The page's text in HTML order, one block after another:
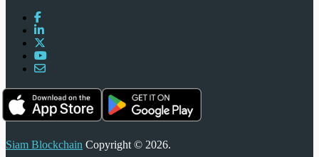
Siam Blockchain Copyright © 2026.